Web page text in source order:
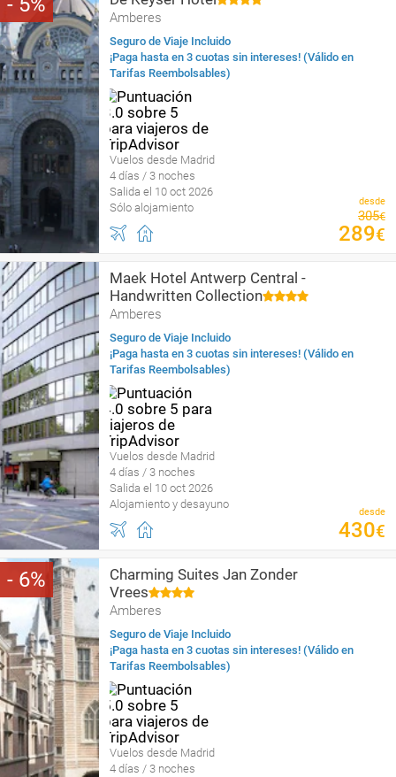
Amberes
Seguro de Viaje Incluido
¡Paga hasta en 3 cuotas sin intereses! (Válido en
Tarifas Reembolsables)
Vuelos desde Madrid
4 días / 3 noches
Salida el 10 oct 2026
Sólo alojamiento
desde
305€
289€
Maek Hotel Antwerp Central -
Handwritten Collection
Amberes
Seguro de Viaje Incluido
¡Paga hasta en 3 cuotas sin intereses! (Válido en
Tarifas Reembolsables)
Vuelos desde Madrid
4 días / 3 noches
Salida el 10 oct 2026
Alojamiento y desayuno
desde
430€
6
Charming Suites Jan Zonder
Vrees
Amberes
Seguro de Viaje Incluido
¡Paga hasta en 3 cuotas sin intereses! (Válido en
Tarifas Reembolsables)
Vuelos desde Madrid
4 días / 3 noches